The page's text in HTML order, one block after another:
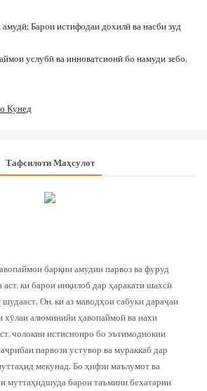
Барои истифодаи дохилӣ ва насби зуд
услубӣ ва инноватсионӣ бо намуди зебо.
Кунед
Тафсилоти Маҳсулот
ҳавопаймои барқии амудии парвоз ва фуруд
аст, ки барои инқилоб дар ҳаракати шахсӣ
шудааст. Он, ки аз маводҳои сабуки дараҷаи
хӯлаи алюминийи ҳавопаймоӣ ва нахи
чолокии истисноиро бо эътимоднокии
парвози устувор ва мураккаб дар
мекунад. Бо ҳифзи маълумот ва
муттаҳидшуда барои таъмини бехатарии